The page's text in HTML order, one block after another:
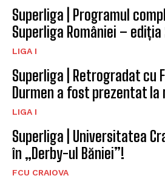
Superliga | Programul
Superliga României –
LIGA I
Superliga | Retrogradat cu
Durmen a fost prezentat la
LIGA I
Superliga | Universitatea
în „Derby-ul Băniei”!
FCU CRAIOVA